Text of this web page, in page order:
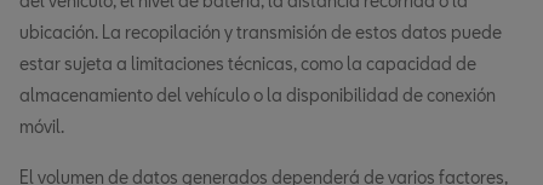
ubicación. La recopilación y transmisión de estos datos puede
estar sujeta a limitaciones técnicas, como la capacidad de
almacenamiento del vehículo o la disponibilidad de conexión
móvil.
El volumen de datos generados dependerá de varios factores,